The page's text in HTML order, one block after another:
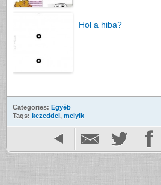
Hol a hiba?
Categories: Egyéb
Tags: kezeddel, melyik